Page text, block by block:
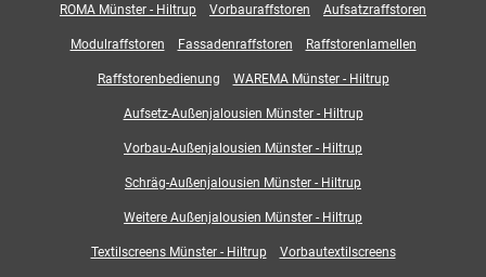
ROMA Münster - Hiltrup Vorbauraffstoren Aufsatzraffstoren
Modulraffstoren Fassadenraffstoren Raffstorenlamellen
Raffstorenbedienung WAREMA Münster - Hiltrup
Aufsetz-Außenjalousien Münster - Hiltrup
Vorbau-Außenjalousien Münster - Hiltrup
Schräg-Außenjalousien Münster - Hiltrup
Weitere Außenjalousien Münster - Hiltrup
Textilscreens Münster - Hiltrup Vorbautextilscreens